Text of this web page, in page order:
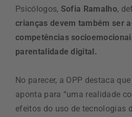
Psicólogos, Sofia Ramalho,
crianças devem também ser
competências
parentalidade digital.
No parecer, a OPP destaca
aponta para “uma realidade
efeitos do uso de tecnologias